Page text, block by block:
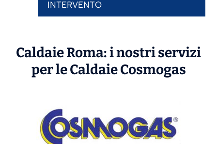
INTERVENTO
Caldaie Roma: i nostri servizi
per le CaldaieCosmogas